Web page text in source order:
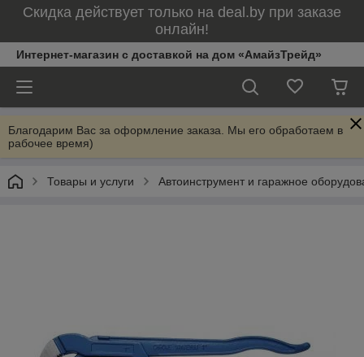
Скидка действует только на deal.by при заказе
онлайн!
Интернет-магазин с доставкой на дом «АмайзТрейд»
Благодарим Вас за оформление заказа. Мы его обработаем в
рабочее время)
Товары и услуги Автоинструмент и гаражное